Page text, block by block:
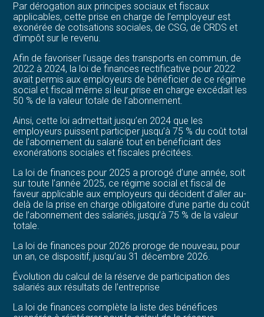
Par dérogation aux principes sociaux et fiscaux
applicables, cette prise en charge de l’employeur est
exonérée de cotisations sociales, de CSG, de CRDS et
d’impôt sur le revenu.
Afin de favoriser l’usage des transports en commun, de
2022 à 2024, la loi de finances rectificative pour 2022
avait permis aux employeurs de bénéficier de ce régime
social et fiscal même si leur prise en charge excédait les
50 % de la valeur totale de l’abonnement.
Ainsi, cette loi admettait jusqu’en 2024 que les
employeurs puissent participer jusqu’à 75 % du coût total
de l’abonnement du salarié tout en bénéficiant des
exonérations sociales et fiscales précitées.
La loi de finances pour 2025 a prorogé d’une année, soit
sur toute l’année 2025, ce régime social et fiscal de
faveur applicable aux employeurs qui décident d’aller au-
delà de la prise en charge obligatoire d’une partie du coût
de l’abonnement des salariés, jusqu’à 75 % de la valeur
totale.
La loi de finances pour 2026 proroge de nouveau, pour
un an, ce dispositif, jusqu’au 31 décembre 2026.
Évolution du calcul de la réserve de participation des
salariés aux résultats de l’entreprise
La loi de finances complète la liste des bénéfices